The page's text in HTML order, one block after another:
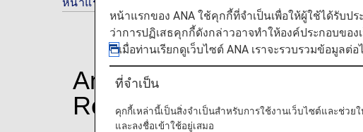
หน้าแรก
American Express®
Rewards® Program
หน้าแรกของ ANA ใช้คุกกี้ที่จำเป็นเพื่อให้ผู้ใช้ได้รับป
ว่าการปฏิเสธคุกกี้ดังกล่าวอาจทำให้องค์ประกอบของ
เมื่อท่านเรียกดูเว็บไซต์ ANA เราจะรวบรวมข้อมูล
ที่จำเป็น
คุกกี้เหล่านี้เป็นสิ่งจำเป็นสำหรับการใช้งานเว็บไซต์และช่ว
และลงชื่อเข้าใช้อยู่เสมอ